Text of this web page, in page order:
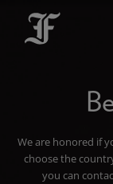
We are honored if
choose the
you can